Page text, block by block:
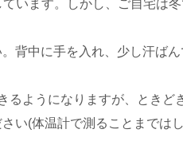
います。しかし、ご自宅は
背中に手を入れ、少し汗ば
るようになりますが、ときど
い(体温計で測ることまでは